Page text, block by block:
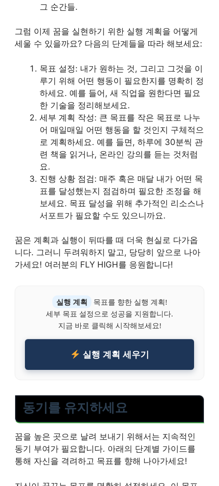
그 순간들.
그럼 이제 꿈을 실현하기 위한 실행 계획을 어떻게
세울 수 있을까요? 다음의 단계들을 따라 해보세요:
목표 설정: 내가 원하는 것, 그리고 그것을 이
루기 위해 어떤 행동이 필요한지를 명확히 정
하세요. 예를 들어, 새 직업을 원한다면 필요
한 기술을 정리해보세요.
세부 계획 작성: 큰 목표를 작은 목표로 나누
어 매일매일 어떤 행동을 할 것인지 구체적으
로 계획하세요. 예를 들면, 하루에 30분씩 관
련 책을 읽거나, 온라인 강의를 듣는 것처럼
요.
진행 상황 점검: 매주 혹은 매달 내가 어떤 목
표를 달성했는지 점검하며 필요한 조정을 해
보세요. 목표 달성을 위해 추가적인 리소스나
서포트가 필요할 수도 있으니까요.
꿈은 계획과 실행이 뒤따를 때 더욱 현실로 다가옵
니다. 그러니 두려워하지 말고, 당당히 앞으로 나아
가세요! 여러분의 FLY HIGH를 응원합니다!
실행 계획
목표를 향한 실행 계획!
세부 목표 설정으로 성공을 지원합니다.
지금 바로 클릭해 시작해보세요!
실행 계획 세우기
동기를 유지하세요
꿈을 높은 곳으로 날려 보내기 위해서는 지속적인
동기 부여가 필요합니다. 아래의 단계별 가이드를
통해 자신을 격려하고 목표를 향해 나아가세요!